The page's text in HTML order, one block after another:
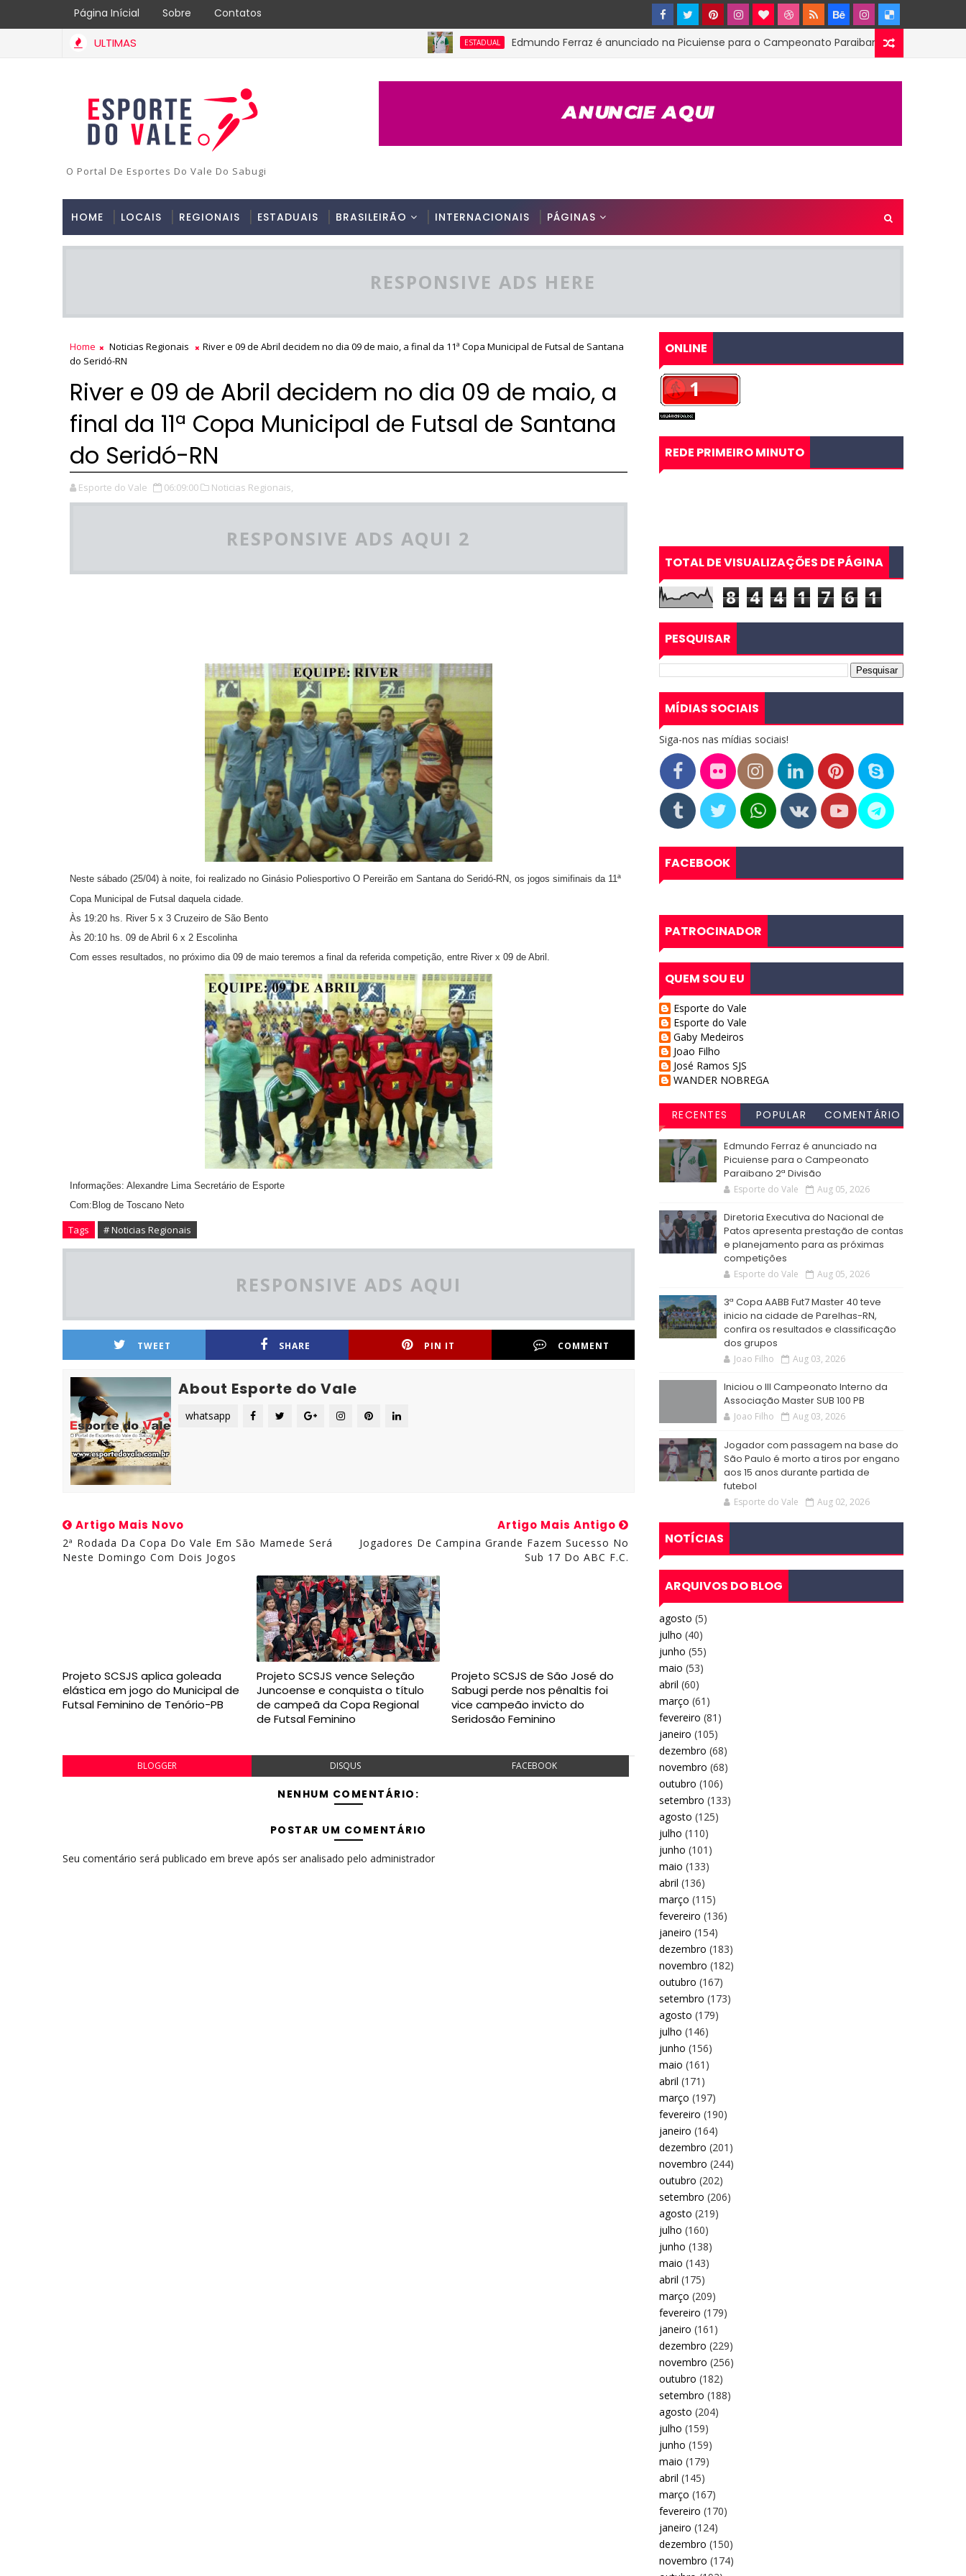
Página Inícial Sobre Contatos
ULTIMAS ESTADUAL Edmundo Ferraz é anunciado na Picuiense para o Campeonato Paraibano 2ª Divisão
O Portal De Esportes Do Vale Do Sabugi
HOME LOCAIS REGIONAIS ESTADUAIS BRASILEIRÃO INTERNACIONAIS PÁGINAS
RESPONSIVE ADS HERE
Home Noticias Regionais
River e 09 de Abril decidem no dia 09 de maio, a final da 11ª Copa Municipal de Futsal de Santana
do Seridó-RN
River e 09 de Abril decidem no dia 09 de maio, a
final da 11ª Copa Municipal de Futsal de Santana
do Seridó-RN
Esporte do Vale 06:09:00 Noticias Regionais,
RESPONSIVE ADS AQUI 2
Neste sábado (25/04) à noite, foi realizado no Ginásio Poliesportivo O Pereirão em Santana do Seridó-RN, os jogos simifinais da 11ª
Copa Municipal de Futsal daquela cidade.
Às 19:20 hs. River 5 x 3 Cruzeiro de São Bento
Às 20:10 hs. 09 de Abril 6 x 2 Escolinha
Com esses resultados, no próximo dia 09 de maio teremos a final da referida competição, entre River x 09 de Abril.
Informações: Alexandre Lima Secretário de Esporte
Com:Blog de Toscano Neto
Tags # Noticias Regionais
RESPONSIVE ADS AQUI
TWEET SHARE PIN IT COMMENT
About Esporte do Vale
whatsapp
Artigo Mais Novo
2ª Rodada Da Copa Do Vale Em São Mamede Será
Neste Domingo Com Dois Jogos
Artigo Mais Antigo
Jogadores De Campina Grande Fazem Sucesso No
Sub 17 Do ABC F.C.
Projeto SCSJS aplica goleada
elástica em jogo do Municipal de
Futsal Feminino de Tenório-PB
Projeto SCSJS vence Seleção
Juncoense e conquista o título
de campeã da Copa Regional
de Futsal Feminino
Projeto SCSJS de São José do
Sabugi perde nos pênaltis foi
vice campeão invicto do
Seridosão Feminino
BLOGGER DISQUS FACEBOOK
NENHUM COMENTÁRIO:
POSTAR UM COMENTÁRIO
Seu comentário será publicado em breve após ser analisado pelo administrador
ONLINE
REDE PRIMEIRO MINUTO
TOTAL DE VISUALIZAÇÕES DE PÁGINA
8 4 4 1 7 6 1
PESQUISAR
MÍDIAS SOCIAIS
Siga-nos nas mídias sociais!
FACEBOOK
PATROCINADOR
QUEM SOU EU
Esporte do Vale
Esporte do Vale
Gaby Medeiros
Joao Filho
José Ramos SJS
WANDER NOBREGA
RECENTES POPULAR
COMENTÁRIO
Edmundo Ferraz é anunciado na
Picuiense para o Campeonato
Paraibano 2ª Divisão
Esporte do Vale Aug 05, 2026
Diretoria Executiva do Nacional de
Patos apresenta prestação de contas
e planejamento para as próximas
competições
Esporte do Vale Aug 05, 2026
3ª Copa AABB Fut7 Master 40 teve
inicio na cidade de Parelhas-RN,
confira os resultados e classificação
dos grupos
Joao Filho Aug 03, 2026
Iniciou o III Campeonato Interno da
Associação Master SUB 100 PB
Joao Filho Aug 03, 2026
Jogador com passagem na base do
São Paulo é morto a tiros por engano
aos 15 anos durante partida de
futebol
Esporte do Vale Aug 02, 2026
NOTÍCIAS
ARQUIVOS DO BLOG
agosto (5)
julho (40)
junho (55)
maio (53)
abril (60)
março (61)
fevereiro (81)
janeiro (105)
dezembro (68)
novembro (68)
outubro (106)
setembro (133)
agosto (125)
julho (110)
junho (101)
maio (133)
abril (136)
março (115)
fevereiro (136)
janeiro (154)
dezembro (183)
novembro (182)
outubro (167)
setembro (173)
agosto (179)
julho (146)
junho (156)
maio (161)
abril (171)
março (197)
fevereiro (190)
janeiro (164)
dezembro (201)
novembro (244)
outubro (202)
setembro (206)
agosto (219)
julho (160)
junho (138)
maio (143)
abril (175)
março (209)
fevereiro (179)
janeiro (161)
dezembro (229)
novembro (256)
outubro (182)
setembro (188)
agosto (204)
julho (159)
junho (159)
maio (179)
abril (145)
março (167)
fevereiro (170)
janeiro (124)
dezembro (150)
novembro (174)